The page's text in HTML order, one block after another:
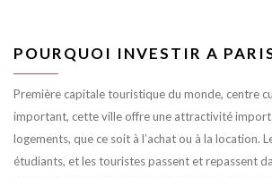
POURQUOI INVESTIR A
Première capitale touristique du monde, centre
important, cette ville offre une attractivité
logements, que ce soit à l’achat ou à la location.
étudiants, et les touristes passent et repassent